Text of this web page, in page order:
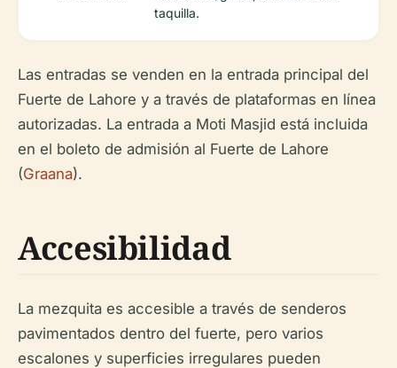
taquilla.
Las entradas se venden en la entrada principal del
Fuerte de Lahore y a través de plataformas en línea
autorizadas. La entrada a Moti Masjid está incluida
en el boleto de admisión al Fuerte de Lahore
(Graana).
Accesibilidad
La mezquita es accesible a través de senderos
pavimentados dentro del fuerte, pero varios
escalones y superficies irregulares pueden